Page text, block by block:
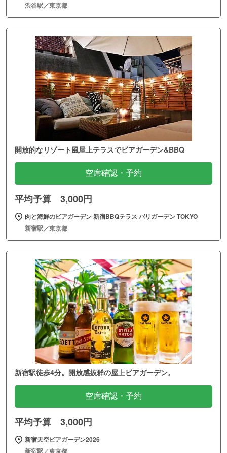
渋谷駅／東京都
開放的なリゾート風屋上テラスでビアガーデン&BBQ
空席確認・予約
平均予算 3,000円
肉と海鮮のビアガーデン 新宿BBQテラス バリガーデン TOKYO
新宿駅／東京都
新宿駅徒歩4分。開放感抜群の屋上ビアガーデン。
空席確認・予約
平均予算 3,000円
新宿天空ビアガーデン2026
新宿駅／東京都